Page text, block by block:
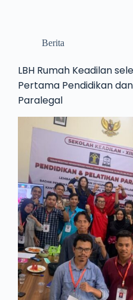
Berita
LBH Rumah Keadilan
Pertama Pendidikan
Paralegal